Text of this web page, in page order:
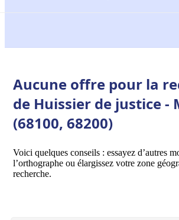
Aucune offre pour la
de Huissier de justice -
(68100, 68200)
Voici quelques conseils : essayez d’autres
l’orthographe ou élargissez votre zone
recherche.